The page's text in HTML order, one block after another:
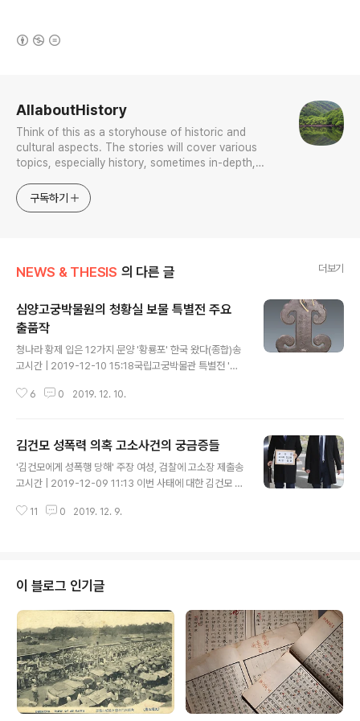
AllaboutHistory
Think of this as a storyhouse of historic and
cultural aspects. The stories will cover various
topics, especially history, sometimes in-depth,
approach will be to resist any common sense or
generalized viewpoint
구독하기
NEWS & THESIS 의 다른 글 더보기
심양고궁박물원의 청황실 보물 특별전 주요
출품작
청나라 황제 입은 12가지 문양 '황룡포' 한국 왔다(종합)송
고시간 | 2019-12-10 15:18국립고궁박물관 특별전 '청
등 유물 120건 공개 이 기사가 소개한 '청 황실의 아침, 심
이 소장한 청 황실 비장품들이다. 주요 소장품을 소개한다.
‘천명’ 연호가 있는 운판 天命年鑄雲板Cloud-shaped
Plate with Inscription of “Tianming” 국가 1급 문물
대 초기에 팔기 관병이 변방을 수호할 때 신호를 전달하는
6 0 2019. 12. 10.
김건모 성폭력 의혹 고소사건의 궁금증들
'김건모에게 성폭행 당해' 주장 여성, 검찰에 고소장 제출송
고시간 | 2019-12-09 11:13 이번 사태에 대한 김건모 측
가 자신들이 운영하는 유튜브 채널을 통해 김건모 성폭행
건에 대해 김건모 측은 대중을 향해서는 무대응 방침을 정
한 것이 아닌가 하는 관측을 하게 한다. 저런 의혹이 제기되
었을 적에, 연합뉴스는 당장은 다룰 사안이 아니라 판단했
다 했지만, 변수가 생겼으니, 어제였다. 김건모 측은 아무
반응이 없는데, 그가 출연할 SBS TV 간판 예능 '미운 우리
새..
11 0 2019. 12. 9.
이 블로그 인기글